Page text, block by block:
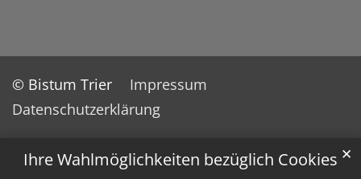
Ihre Wahlmöglichkeiten bezüglich Cookies ✕
© Bistum Trier
Impressum
Datenschutzerklärung